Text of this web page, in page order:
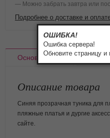
— Можно забрать завтра или
Подробнее о доставке и
Основное
Описание товара
Синяя прозрачная туника для
пляжные платья и дургие
сайте.
ОШИБКА!
Ошибка сервера!
Обновите страницу и